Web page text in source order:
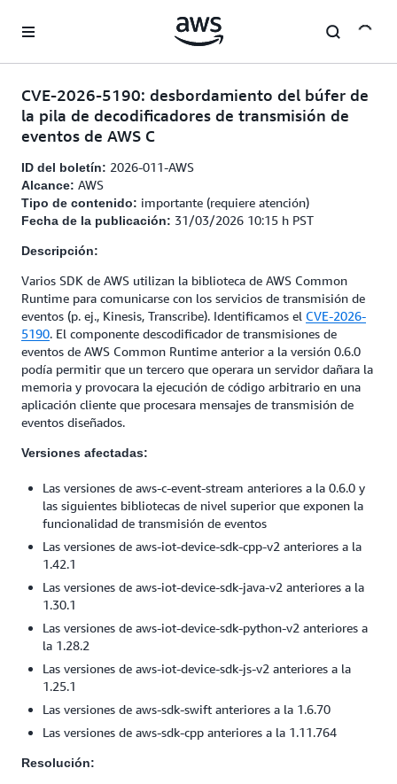
CVE-2026-5190: desbordamiento del búfer de
la pila de decodificadores de transmisión de
eventos de AWS C
ID del boletín: 2026-011-AWS
Alcance: AWS
Tipo de contenido: importante (requiere atención)
Fecha de la publicación: 31/03/2026 10:15 h PST
Descripción:
Varios SDK de AWS utilizan la biblioteca de AWS Common
Runtime para comunicarse con los servicios de transmisión de
eventos (p. ej., Kinesis, Transcribe). Identificamos el CVE-2026-
5190. El componente descodificador de transmisiones de
eventos de AWS Common Runtime anterior a la versión 0.6.0
podía permitir que un tercero que operara un servidor dañara la
memoria y provocara la ejecución de código arbitrario en una
aplicación cliente que procesara mensajes de transmisión de
eventos diseñados.
Versiones afectadas:
Las versiones de aws-c-event-stream anteriores a la 0.6.0 y
las siguientes bibliotecas de nivel superior que exponen la
funcionalidad de transmisión de eventos
Las versiones de aws-iot-device-sdk-cpp-v2 anteriores a la
1.42.1
Las versiones de aws-iot-device-sdk-java-v2 anteriores a la
1.30.1
Las versiones de aws-iot-device-sdk-python-v2 anteriores a
la 1.28.2
Las versiones de aws-iot-device-sdk-js-v2 anteriores a la
1.25.1
Las versiones de aws-sdk-swift anteriores a la 1.6.70
Las versiones de aws-sdk-cpp anteriores a la 1.11.764
Resolución: